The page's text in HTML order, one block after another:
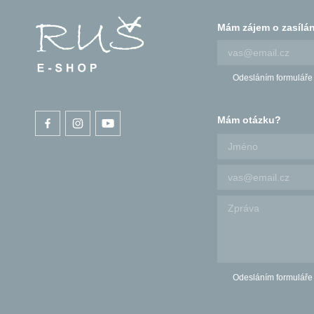
Mám zájem o
Odesláním
Mám otázku?
Odesláním